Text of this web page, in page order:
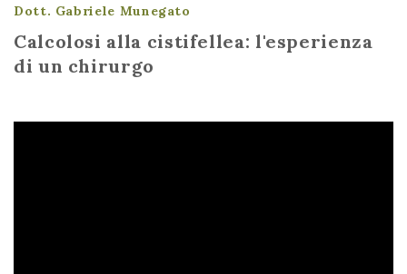
Dott. Gabriele Munegato
Calcolosi alla cistifellea: l'esperienza
di un chirurgo